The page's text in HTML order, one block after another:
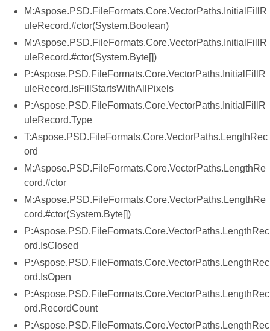
M:Aspose.PSD.FileFormats.Core.VectorPaths.InitialFillR
uleRecord.#ctor(System.Boolean)
M:Aspose.PSD.FileFormats.Core.VectorPaths.InitialFillR
uleRecord.#ctor(System.Byte[])
P:Aspose.PSD.FileFormats.Core.VectorPaths.InitialFillR
uleRecord.IsFillStartsWithAllPixels
P:Aspose.PSD.FileFormats.Core.VectorPaths.InitialFillR
uleRecord.Type
T:Aspose.PSD.FileFormats.Core.VectorPaths.LengthRec
ord
M:Aspose.PSD.FileFormats.Core.VectorPaths.LengthRe
cord.#ctor
M:Aspose.PSD.FileFormats.Core.VectorPaths.LengthRe
cord.#ctor(System.Byte[])
P:Aspose.PSD.FileFormats.Core.VectorPaths.LengthRec
ord.IsClosed
P:Aspose.PSD.FileFormats.Core.VectorPaths.LengthRec
ord.IsOpen
P:Aspose.PSD.FileFormats.Core.VectorPaths.LengthRec
ord.RecordCount
P:Aspose.PSD.FileFormats.Core.VectorPaths.LengthRec